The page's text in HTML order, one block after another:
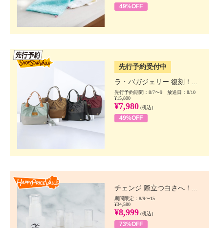
49%OFF
先行予約受付中
ラ・バガジェリー 復刻！...
先行予約期間：8/7〜9 放送日：8/10
¥15,800
¥7,980 (税込)
49%OFF
チェンジ 際立つ白さへ！...
期間限定：8/9〜15
¥34,580
¥8,999 (税込)
73%OFF